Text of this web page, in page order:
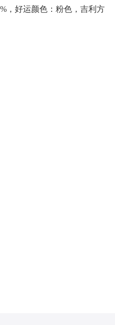
，好运颜色：粉色，吉利方